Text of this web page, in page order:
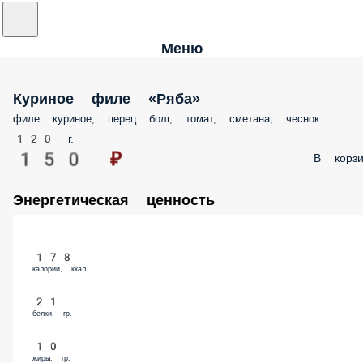
Меню
Куриное филе «Ряба»
филе куриное, перец болг, томат, сметана, чеснок
120 г.
150 ₽ В
Энергетическая ценность
178
калории, ккал.
21
белки, гр.
10
жиры, гр.